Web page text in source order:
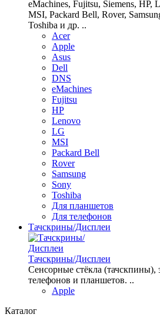
eMachines, Fujitsu, Siemens, HP,
MSI, Packard Bell, Rover,
Toshiba и др. ..
Acer
Apple
Asus
Dell
DNS
eMachines
Fujitsu
HP
Lenovo
LG
MSI
Packard Bell
Rover
Samsung
Sony
Toshiba
Для планшетов
Для телефонов
Тачскрины/Дисплеи
Тачскрины/Дисплеи
Сенсорные стёкла (тачскпины),
телефонов и планшетов. ..
Apple
Каталог